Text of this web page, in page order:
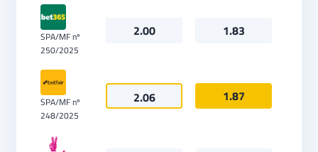
SPA/MF nº
250/2025
2.00 1.83
SPA/MF nº
248/2025
2.06 1.87